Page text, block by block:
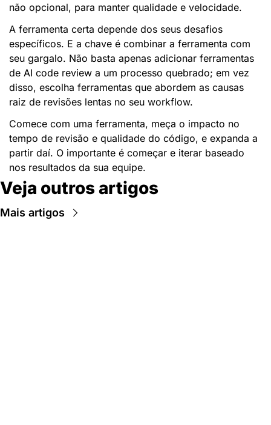
não opcional, para manter qualidade e velocidade.
A ferramenta certa depende dos seus desafios
específicos. E a chave é combinar a ferramenta com
seu gargalo. Não basta apenas adicionar ferramentas
de AI code review a um processo quebrado; em vez
disso, escolha ferramentas que abordem as causas
raiz de revisões lentas no seu workflow.
Comece com uma ferramenta, meça o impacto no
tempo de revisão e qualidade do código, e expanda a
partir daí. O importante é começar e iterar baseado
nos resultados da sua equipe.
Veja outros artigos
Mais artigos